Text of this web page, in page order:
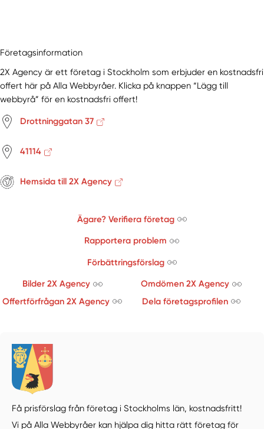
Företagsinformation
2X Agency är ett företag i Stockholm som erbjuder en kostnadsfri
offert här på Alla Webbyråer. Klicka på knappen “Lägg till
webbyrå” för en kostnadsfri offert!
Drottninggatan 37
41114
Hemsida till 2X Agency
Ägare? Verifiera företag
Rapportera problem
Förbättringsförslag
Bilder 2X Agency
Omdömen 2X Agency
Offertförfrågan 2X Agency
Dela företagsprofilen
Få prisförslag från företag i Stockholms län, kostnadsfritt!
Vi på Alla Webbyråer kan hjälpa dig hitta rätt företag för